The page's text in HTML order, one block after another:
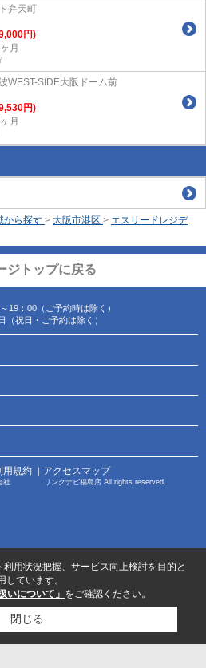
弁天町
円)
月
WEST-SIDE大阪ドーム前
円)
月
から探す > 大阪市港区 > エスリードレジデ
ジトップに戻る
19：00（ご予約時は除く）
（祝日・ご予約は除く）
用規約 ｜ アクセスマップ
会社 リンクナビ福島店 All rights reserved.
用状況把握、サービス向上検討を目的と
ています。
いについて」 をご確認ください。
閉じる